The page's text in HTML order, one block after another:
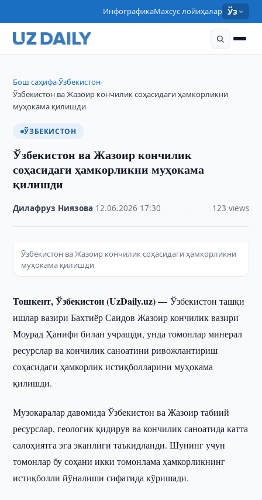
ИнфографикаМахсус лойиҳалар Ўз
Бош саҳифа›Ўзбекистон›
Ўзбекистон ва Жазоир кончилик соҳасидаги ҳамкорликни
муҳокама қилишди
ЎЗБЕКИСТОН
Ўзбекистон ва Жазоир кончилик
соҳасидаги ҳамкорликни муҳокама
қилишди
Дилафруз Ниязова 12.06.2026 17:30 123 views
Ўзбекистон ва Жазоир кончилик соҳасидаги ҳамкорликни
муҳокама қилишди
Тошкент, Ўзбекистон (UzDaily.uz) —Ўзбекистон ташқи
ишлар вазири Бахтиёр Саидов Жазоир кончилик вазири
Моурад Ҳанифи билан учрашди, унда томонлар минерал
ресурслар ва кончилик саноатини ривожлантириш
соҳасидаги ҳамкорлик истиқболларини муҳокама
қилишди.
Музокаралар давомида Ўзбекистон ва Жазоир табиий
ресурслар, геологик қидирув ва кончилик саноатида катта
салоҳиятга эга эканлиги таъкидланди. Шунинг учун
томонлар бу соҳани икки томонлама ҳамкорликнинг
истиқболли йўналиши сифатида кўришади.